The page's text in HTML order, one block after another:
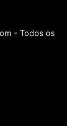
- Todos os